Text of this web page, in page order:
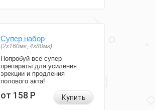
Супер набор
(2х160мг, 4х80мг)
Попробуй все супер
препараты для усиления
эрекции и продления
полового акта!
от 158Р Купить